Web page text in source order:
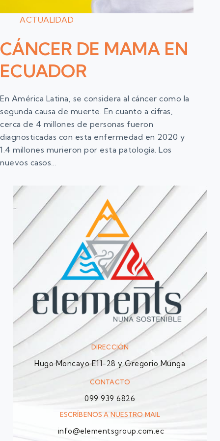
ACTUALIDAD
CÁNCER DE MAMA EN
ECUADOR
En América Latina, se considera al cáncer como la
segunda causa de muerte. En cuanto a cifras,
cerca de 4 millones de personas fueron
diagnosticadas con esta enfermedad en 2020 y
1.4 millones murieron por esta patología. Los
nuevos casos…
DIRECCIÓN
Hugo Moncayo E11-28 y Gregorio Munga
CONTACTO
099 939 6826
ESCRÍBENOS A NUESTRO MAIL
info@elementsgroup.com.ec